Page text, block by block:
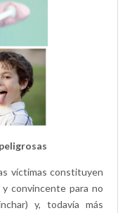
víctimas constituyen
convincente para no
y, todavía más